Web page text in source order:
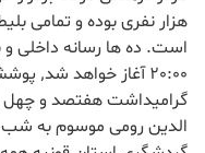
هزار نفری بوده و تمامی
است. ده ها رسانه داخلی
20:00
گرامیداشت هفتصد و چهل
الدین رومی موسوم به